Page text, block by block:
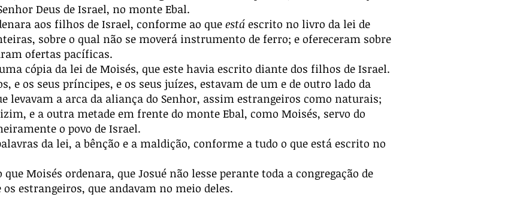
Deus de Israel, no monte Ebal.
aos filhos de Israel, conforme ao que está escrito no livro da lei de
sobre o qual não se moverá instrumento de ferro; e ofereceram sobre
ofertas pacíficas.
cópia da lei de Moisés, que este havia escrito diante dos filhos de Israel.
e os seus príncipes, e os seus juízes, estavam de um e de outro lado da
levavam a arca da aliança do Senhor, assim estrangeiros como naturais;
e a outra metade em frente do monte Ebal, como Moisés, servo do
o povo de Israel.
da lei, a bênção e a maldição, conforme a tudo o que está escrito no
Moisés ordenara, que Josué não lesse perante toda a congregação de
estrangeiros, que andavam no meio deles.